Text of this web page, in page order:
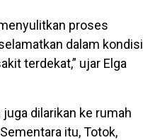
proses
dalam kondisi
terdekat,” ujar Elga
dilarikan ke rumah
itu, Totok,